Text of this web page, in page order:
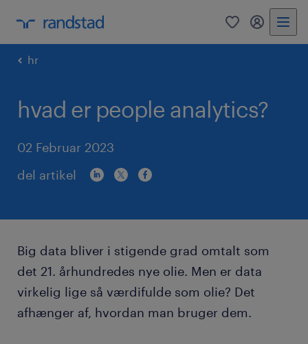
0
hr
hvad er people analytics?
02 Februar 2023
del artikel
Big data bliver i stigende grad omtalt som
det 21. århundredes nye olie. Men er data
virkelig lige så værdifulde som olie? Det
afhænger af, hvordan man bruger dem.